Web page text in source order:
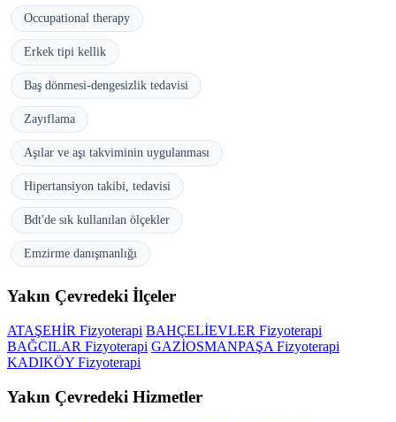
Occupational therapy
Erkek tipi kellik
Baş dönmesi-dengesizlik tedavisi
Zayıflama
Aşılar ve aşı takviminin uygulanması
Hipertansiyon takibi, tedavisi
Bdt'de sık kullanılan ölçekler
Emzirme danışmanlığı
Yakın Çevredeki İlçeler
ATAŞEHİR Fizyoterapi BAHÇELİEVLER Fizyoterapi
BAĞCILAR Fizyoterapi GAZİOSMANPAŞA Fizyoterapi
KADIKÖY Fizyoterapi
Yakın Çevredeki Hizmetler